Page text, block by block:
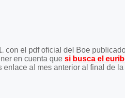
. con el pdf oficial del Boe
en cuenta que si busca el
al mes anterior al final de